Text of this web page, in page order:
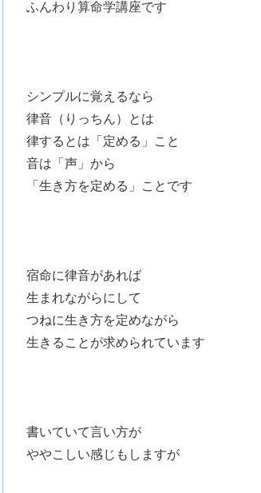
ふんわり算命学講座です
シンプルに覚えるなら
律音（りっちん）とは
律するとは「定める」こと
音は「声」から
「生き方を定める」ことです
宿命に律音があれば
生まれながらにして
つねに生き方を定めながら
生きることが求められています
書いていて言い方が
ややこしい感じもしますが